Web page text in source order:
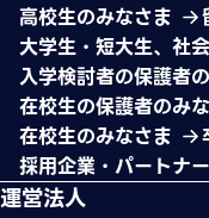
高校生のみなさま
大学生・短大生、社
入学検討者の保護者
在校生の保護者のみ
在校生のみなさま
採用企業・パートナ
運営法人